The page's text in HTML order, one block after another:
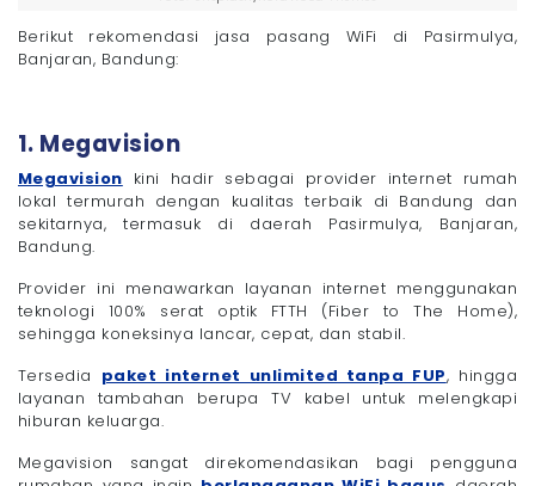
Berikut rekomendasi jasa pasang WiFi di Pasirmulya,
Banjaran, Bandung:
1. Megavision
Megavision kini hadir sebagai provider internet rumah
lokal termurah dengan kualitas terbaik di Bandung dan
sekitarnya, termasuk di daerah Pasirmulya, Banjaran,
Bandung.
Provider ini menawarkan layanan internet menggunakan
teknologi 100% serat optik FTTH (Fiber to The Home),
sehingga koneksinya lancar, cepat, dan stabil.
Tersedia paket internet unlimited tanpa FUP, hingga
layanan tambahan berupa TV kabel untuk melengkapi
hiburan keluarga.
Megavision sangat direkomendasikan bagi pengguna